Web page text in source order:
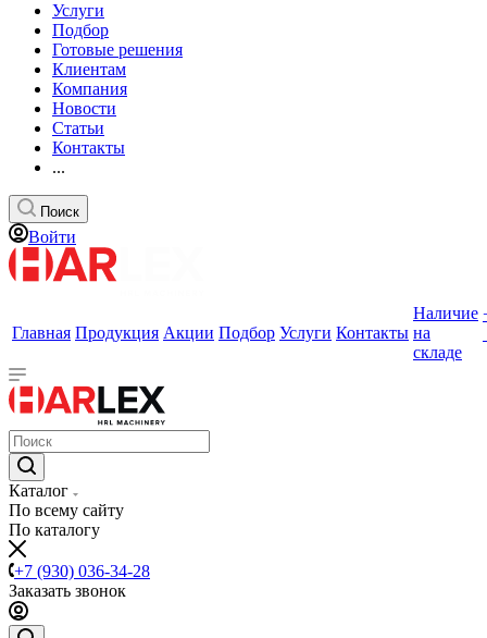
Услуги
Подбор
Готовые решения
Клиентам
Компания
Новости
Статьи
Контакты
...
Поиск
Войти
Главная Продукция Акции Подбор Услуги Контакты
Наличие
на
складе
Каталог
По всему сайту
По каталогу
+7 (930) 036-34-28
Заказать звонок